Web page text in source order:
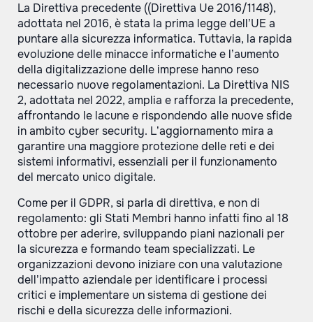
La Direttiva precedente ((Direttiva Ue 2016/1148),
adottata nel 2016, è stata la prima legge dell’UE a
puntare alla sicurezza informatica. Tuttavia, la rapida
evoluzione delle minacce informatiche e l’aumento
della digitalizzazione delle imprese hanno reso
necessario nuove regolamentazioni. La Direttiva NIS
2, adottata nel 2022, amplia e rafforza la precedente,
affrontando le lacune e rispondendo alle nuove sfide
in ambito cyber security. L’aggiornamento mira a
garantire una maggiore protezione delle reti e dei
sistemi informativi, essenziali per il funzionamento
del mercato unico digitale.
Come per il GDPR, si parla di direttiva, e non di
regolamento: gli Stati Membri hanno infatti fino al 18
ottobre per aderire, sviluppando piani nazionali per
la sicurezza e formando team specializzati. Le
organizzazioni devono iniziare con una valutazione
dell’impatto aziendale per identificare i processi
critici e implementare un sistema di gestione dei
rischi e della sicurezza delle informazioni​.